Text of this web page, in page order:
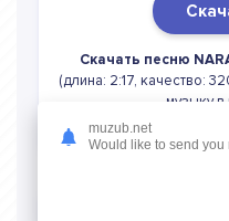
Скачать песню
(длина: 2:17, качество:
музыку
muzub.net
Would like to send you